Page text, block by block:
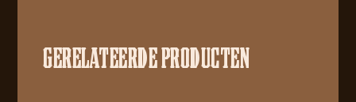
GERELATEERDE PRODUCTEN